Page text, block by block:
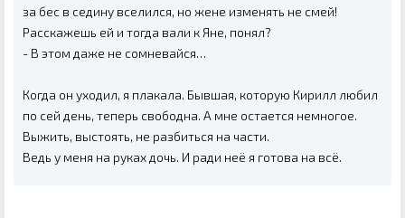
за бес в седину вселился, но жене изменять не смей!
Расскажешь ей и тогда вали к Яне, понял?
- В этом даже не сомневайся…
Когда он уходил, я плакала. Бывшая, которую Кирилл любил
по сей день, теперь свободна. А мне остается немногое.
Выжить, выстоять, не разбиться на части.
Ведь у меня на руках дочь. И ради неё я готова на всё.